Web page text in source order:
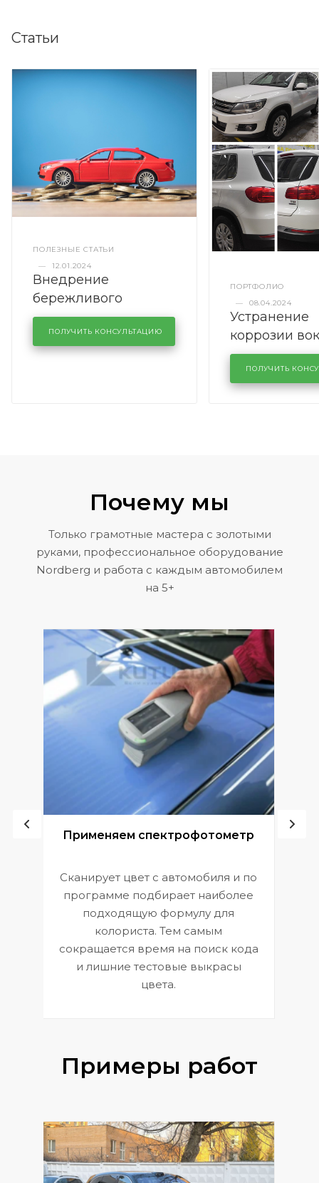
Статьи
ПОЛЕЗНЫЕ СТАТЬИ
—
12.01.2024
Внедрение
бережливого
производства в
кузовном сервисе
KUTUZOVV
ПОЛУЧИТЬ КОНСУЛЬТАЦИЮ
ПОРТФОЛИО
—
08.04.2024
Устранение
коррозии
лобового
районе
Volkswagen
ПОЛУЧИТЬ
Почему мы
Только грамотные мастера с золотыми
руками, профессиональное оборудование
Nordberg и работа с каждым автомобилем
на 5+
Применяем спектрофотометр
Сканирует цвет с автомобиля и по
программе подбирает наиболее
подходящую формулу для
колориста. Тем самым
сокращается время на поиск кода
и лишние тестовые выкрасы
цвета.
Примеры работ